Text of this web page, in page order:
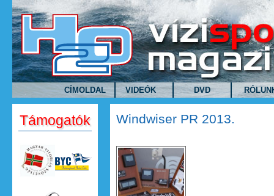
Ugrás a tartalomra
CÍMOLDAL VIDEÓK DVD
Windwiser PR 2013.
Támogatók